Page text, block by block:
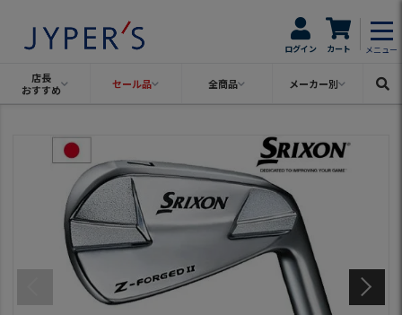
ログイン カート メニュー
店長
おすすめ
セール品 全商品 メーカー別